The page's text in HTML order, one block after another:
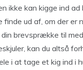
ikke kan kigge ind
finde ud af, om der er
brevsprække til
kan du altså
i at tage et kig ind i